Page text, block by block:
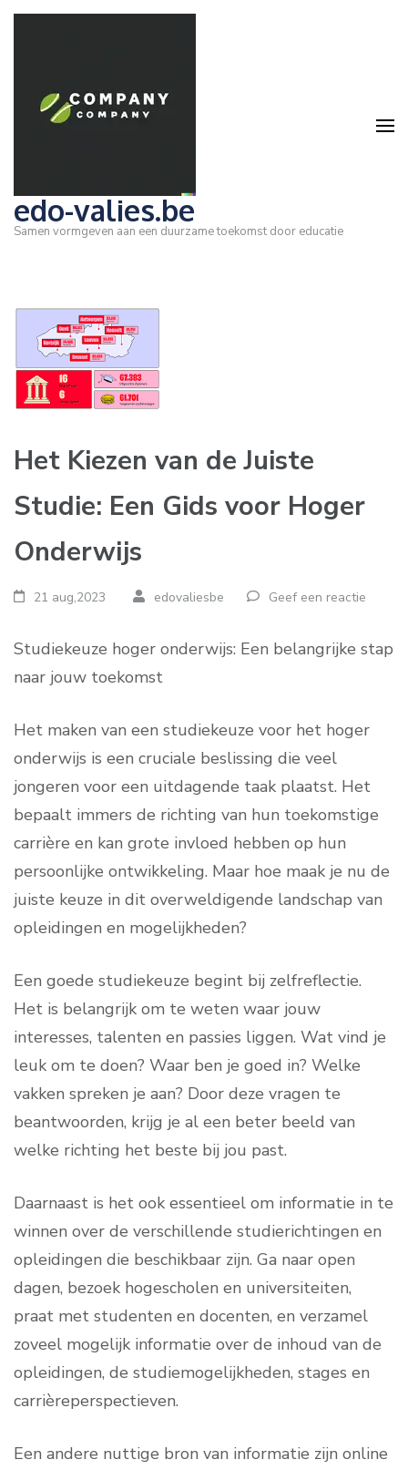
Ga
edo-valies.be
Samen vormgeven aan een duurzame toekomst door educatie
Het Kiezen van de Juiste
Studie: Een Gids voor Hoger
Onderwijs
21 aug,2023 edovaliesbe Geef een reactie
Studiekeuze hoger onderwijs: Een belangrijke stap
naar jouw toekomst
Het maken van een studiekeuze voor het hoger
onderwijs is een cruciale beslissing die veel
jongeren voor een uitdagende taak plaatst. Het
bepaalt immers de richting van hun toekomstige
carrière en kan grote invloed hebben op hun
persoonlijke ontwikkeling. Maar hoe maak je nu de
juiste keuze in dit overweldigende landschap van
opleidingen en mogelijkheden?
Een goede studiekeuze begint bij zelfreflectie.
Het is belangrijk om te weten waar jouw
interesses, talenten en passies liggen. Wat vind je
leuk om te doen? Waar ben je goed in? Welke
vakken spreken je aan? Door deze vragen te
beantwoorden, krijg je al een beter beeld van
welke richting het beste bij jou past.
Daarnaast is het ook essentieel om informatie in te
winnen over de verschillende studierichtingen en
opleidingen die beschikbaar zijn. Ga naar open
dagen, bezoek hogescholen en universiteiten,
praat met studenten en docenten, en verzamel
zoveel mogelijk informatie over de inhoud van de
opleidingen, de studiemogelijkheden, stages en
carrièreperspectieven.
Een andere nuttige bron van informatie zijn online